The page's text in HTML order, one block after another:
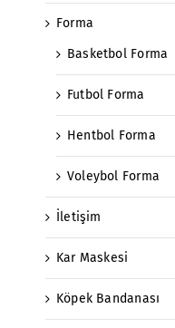
Forma
Basketbol Forma
Futbol Forma
Hentbol Forma
Voleybol Forma
İletişim
Kar Maskesi
Köpek Bandanası